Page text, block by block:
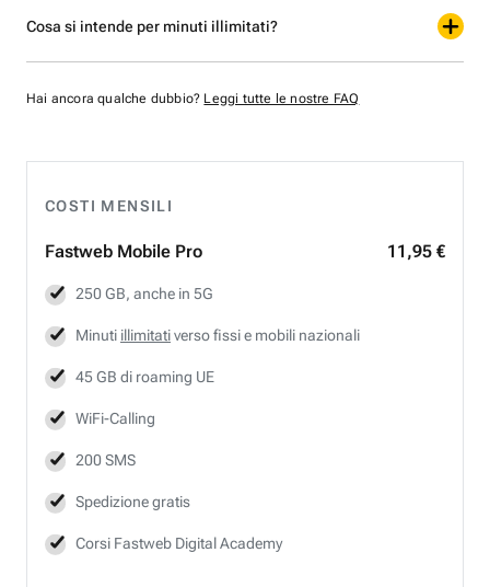
COSTI MENSILI
Fastweb Mobile Pro 11,95 €
250 GB, anche in 5G
Minuti illimitativerso fissi e mobili nazionali
45 GB di roaming UE
WiFi-Calling
200 SMS
Spedizione gratis
Corsi Fastweb Digital Academy
Cosa si intende per minuti illimitati?
Hai ancora qualche dubbio? Leggi tutte le nostre FAQ